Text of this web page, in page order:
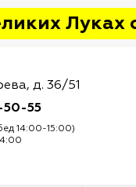
Луках
д. 36/51
50-55
14:00-15:00)